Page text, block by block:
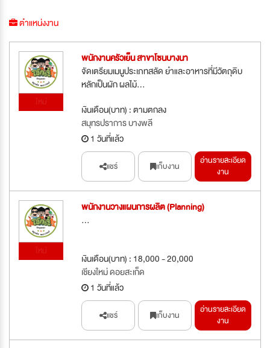
ตำแหน่งงาน
ใหม่
พนักงานครัวเย็น สาขาโซนบางนา
จัดเตรียมเมนูประเภทสลัด ยำและอาหารที่มีวัตถุดิบ
หลักเป็นผัก ผลไม้...
เงินเดือน(บาท) : ตามตกลง
สมุทรปราการ บางพลี
1 วันที่แล้ว
แชร์ เก็บงาน
อ่านรายละเอียด
งาน
ใหม่
พนักงานวางแผนการผลิต (Planning)
...
เงินเดือน(บาท) : 18,000 - 20,000
เชียงใหม่ ดอยสะเก็ด
1 วันที่แล้ว
แชร์ เก็บงาน
อ่านรายละเอียด
งาน